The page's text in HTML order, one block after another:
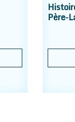
Père-